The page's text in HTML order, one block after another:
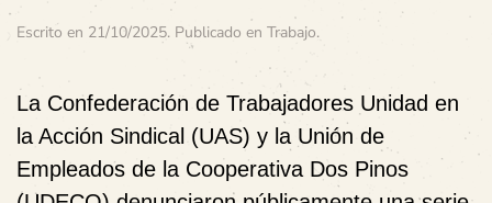
Escrito en 21/10/2025. Publicado en Trabajo.
La Confederación de Trabajadores Unidad en
la Acción Sindical (UAS) y la Unión de
Empleados de la Cooperativa Dos Pinos